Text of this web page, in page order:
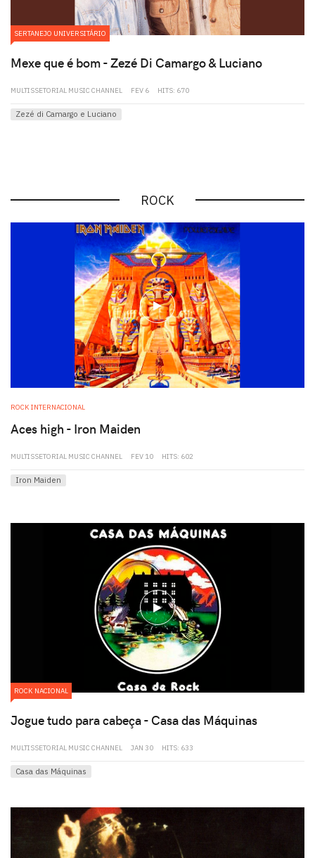
SERTANEJO UNIVERSITÁRIO
Mexe que é bom - Zezé Di Camargo & Luciano
MULTISSETORIAL MUSIC CHANNEL FEV 6 HITS: 670
Zezé di Camargo e Luciano
ROCK
play
ROCK INTERNACIONAL
Aces high - Iron Maiden
MULTISSETORIAL MUSIC CHANNEL FEV 10 HITS: 602
Iron Maiden
play
ROCK NACIONAL
Jogue tudo para cabeça - Casa das Máquinas
MULTISSETORIAL MUSIC CHANNEL JAN 30 HITS: 633
Casa das Máquinas